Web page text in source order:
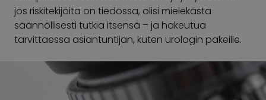
jos riskitekijöitä on tiedossa, olisi mielekästä
säännöllisesti tutkia itsensä – ja hakeutua
tarvittaessa asiantuntijan, kuten urologin pakeille.